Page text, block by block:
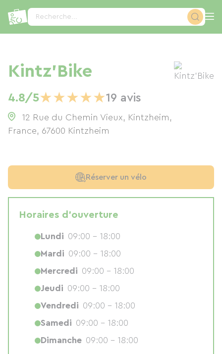
Recherche...
Kintz’Bike
4.8/5★★★★★19 avis
12 Rue du Chemin Vieux, Kintzheim,
France, 67600 Kintzheim
Réserver un vélo
Horaires d'ouverture
Lundi 09:00 - 18:00
Mardi 09:00 - 18:00
Mercredi 09:00 - 18:00
Jeudi 09:00 - 18:00
Vendredi 09:00 - 18:00
Samedi 09:00 - 18:00
Dimanche 09:00 - 18:00
Panneau de gestion des cookies